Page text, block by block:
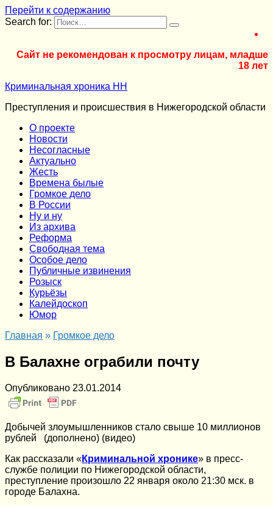
Перейти к содержанию
Search for:
Сайт не рекомендован к просмотру лицам, младше
18 лет
Криминальная хроника НН
Преступления и происшествия в Нижегородской области
О проекте
Новости
Несогласные
Актуально
Жесть
Времена былые
Громкое дело
В России
Ну и ну
Из архива
Реформа
Cвободная тема
Особое дело
Публичные извинения
Розыск
Курьёзы
Калейдоскоп
Юмор
Главная » Громкое дело
В Балахне ограбили почту
Опубликовано 23.01.2014
Добычей злоумышленников стало свыше 10 миллионов
рублей (дополнено) (видео)
Как рассказали «Криминальной хронике» в пресс-
службе полиции по Нижегородской области,
преступление произошло 22 января около 21:30 мск. в
городе Балахна.